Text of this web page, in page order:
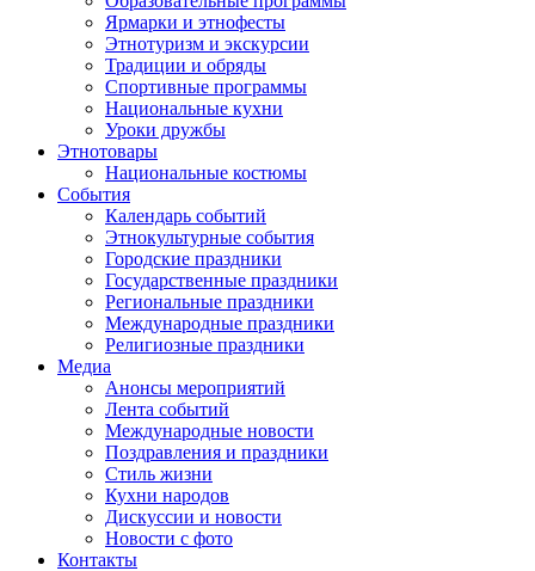
Ярмарки и этнофесты
Этнотуризм и экскурсии
Традиции и обряды
Спортивные программы
Национальные кухни
Уроки дружбы
Этнотовары
Национальные костюмы
События
Календарь событий
Этнокультурные события
Городские праздники
Государственные праздники
Региональные праздники
Международные праздники
Религиозные праздники
Медиа
Анонсы мероприятий
Лента событий
Международные новости
Поздравления и праздники
Cтиль жизни
Кухни народов
Дискуссии и новости
Новости с фото
Контакты